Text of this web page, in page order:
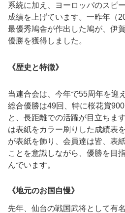
系統に加え、ヨーロッパのスピ
成績を上げています。一昨年（
最優秀鳩舎が作出した鳩が、伊
優勝を獲得しました。
《歴史と特徴》
当連合会は、今年で55周年を迎
総合優勝は49回、特に桜花賞
と、長距離での活躍が目立ちま
は表紙をカラー刷りした成績表
が表紙を飾り、会員達は皆、表
ことを意識しながら、優勝を目
んでいます。
《地元のお国自慢》
先年、仙台の戦国武将として有